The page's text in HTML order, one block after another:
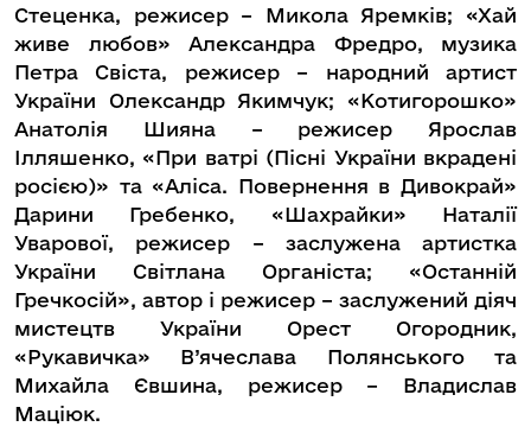
Стеценка, режисер – Микола Яремків; «Хай
живе любов» Александра Фредро, музика
Петра Свіста, режисер – народний артист
України Олександр Якимчук; «Котигорошко»
Анатолія Шияна – режисер Ярослав
Ілляшенко, «При ватрі (Пісні України вкрадені
росією)» та «Аліса. Повернення в Дивокрай»
Дарини Гребенко, «Шахрайки» Наталії
Уварової, режисер – заслужена артистка
України Світлана Органіста; «Останній
Гречкосій», автор і режисер – заслужений діяч
мистецтв України Орест Огородник,
«Рукавичка» В’ячеслава Полянського та
Михайла Євшина, режисер – Владислав
Маціюк.